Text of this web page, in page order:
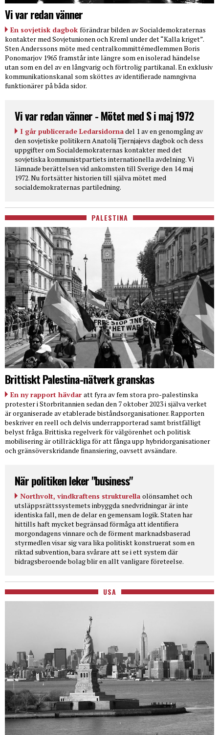
Vi var redan vänner
En sovjetisk dagbok förändrar bilden av Socialdemokraternas
kontakter med Sovjetunionen och Kreml under det “Kalla kriget”.
Sten Anderssons möte med centralkommittémedlemmen Boris
Ponomarjov 1965 framstår inte längre som en isolerad händelse
utan som en del av en långvarig och förtrolig partikanal. En exklusiv
kommunikationskanal som sköttes av identifierade namngivna
funktionärer på båda sidor.
Vi var redan vänner - Mötet med S i maj 1972
I går publicerade Ledarsidornadel 1 av en genomgång av
den sovjetiske politikern Anatolij Tjernjajevs dagbok och dess
uppgifter om Socialdemokraternas kontakter med det
sovjetiska kommunistpartiets internationella avdelning. Vi
lämnade berättelsen vid ankomsten till Sverige den 14 maj
1972. Nu fortsätter historien till själva mötet med
socialdemokraternas partiledning.
PALESTINA
Brittiskt Palestina-nätverk granskas
En ny rapport hävdar att fyra av fem stora pro-palestinska
protester i Storbritannien sedan den 7 oktober 2023 i själva verket
är organiserade av etablerade biståndsorganisationer. Rapporten
beskriver en reell och delvis underrapporterad samt bristfälligt
belyst fråga. Brittiska regelverk för välgörenhet och politisk
mobilisering är otillräckliga för att fånga upp hybridorganisationer
och gränsöverskridande finansiering, oavsett avsändare.
När politiken leker "business"
Northvolt, vindkraftens strukturella olönsamhet och
utsläppsrättssystemets inbyggda snedvridningar är inte
identiska fall, men de delar en gemensam logik. Staten har
hittills haft mycket begränsad förmåga att identifiera
morgondagens vinnare och de förment marknadsbaserad
styrmedlen visar sig vara lika politiskt konstruerat som en
riktad subvention, bara svårare att se i ett system där
bidragsberoende bolag blir en allt vanligare företeelse.
USA